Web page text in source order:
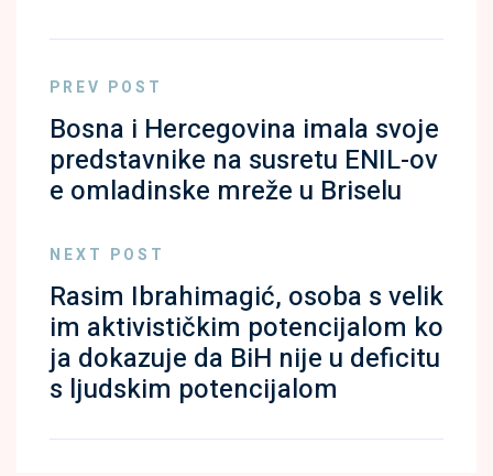
PREV POST
Bosna i Hercegovina imala svoje
predstavnike na susretu ENIL-ov
e omladinske mreže u Briselu
NEXT POST
Rasim Ibrahimagić, osoba s velik
im aktivističkim potencijalom ko
ja dokazuje da BiH nije u deficitu
s ljudskim potencijalom